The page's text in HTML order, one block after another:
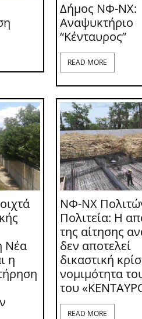
Δήμος ΝΦ-ΝΧ:
Αναψυκτήριο
“Κένταυρος”
READ MORE
Νέα
η
ΝΦ-ΝΧ
Πολιτεία: Η
της αίτησης
δεν αποτελεί
δικαστική
νομιμότητα
του
READ MORE